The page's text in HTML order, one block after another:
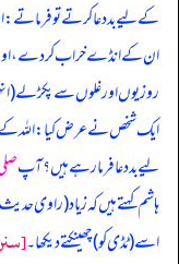
کے لیے بد دعا کرتے تو فرماتے:
ان کے انڈے خراب کر دے، اور
روزیوں اور غلوں سے پکڑ لے
ایک شخص نے عرض کیا: اللہ کے
لیے بد دعا فرما رہے ہیں؟ آپ
ہاشم کہتے ہیں کہ زیاد (راوی
اسے (ٹڈی کو) چھینکتے دیکھا۔